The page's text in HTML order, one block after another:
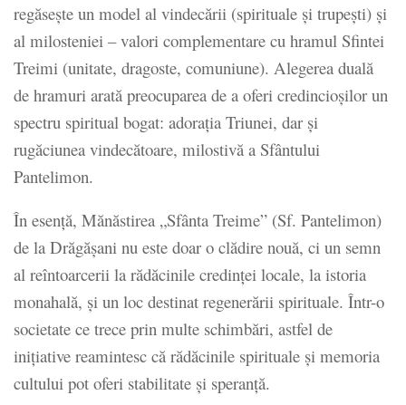
regăsește un model al vindecării (spirituale și trupești) și
al milosteniei – valori complementare cu hramul Sfintei
Treimi (unitate, dragoste, comuniune). Alegerea duală
de hramuri arată preocuparea de a oferi credincioșilor un
spectru spiritual bogat: adorația Triunei, dar și
rugăciunea vindecătoare, milostivă a Sfântului
Pantelimon.
În esență, Mănăstirea „Sfânta Treime” (Sf. Pantelimon)
de la Drăgășani nu este doar o clădire nouă, ci un semn
al reîntoarcerii la rădăcinile credinţei locale, la istoria
monahală, şi un loc destinat regenerării spirituale. Într-o
societate ce trece prin multe schimbări, astfel de
inițiative reamintesc că rădăcinile spirituale și memoria
cultului pot oferi stabilitate și speranță.